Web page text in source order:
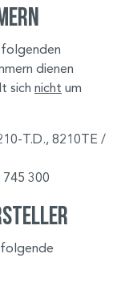
dienen
sich nicht um
T.D., 8210TE /
300